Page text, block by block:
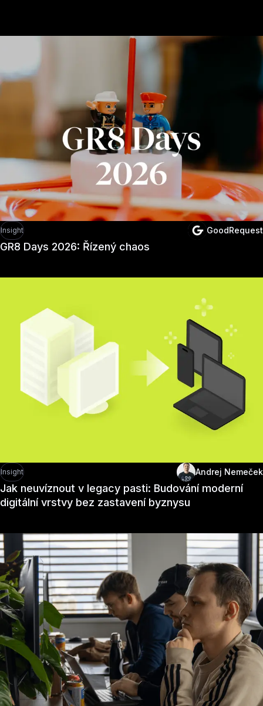
Doporučené články
Insight GoodRequest
GR8 Days 2026: Řízený chaos
Insight Andrej Nemeček
Jak neuvíznout v legacy pasti: Budování moderní
digitální vrstvy bez zastavení byznysu